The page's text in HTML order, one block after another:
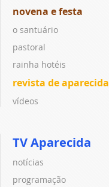
novena e festa
o santuário
pastoral
rainha hotéis
revista de aparecida
vídeos
TV Aparecida
notícias
programação